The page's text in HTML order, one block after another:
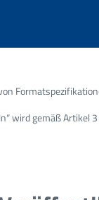
wird gemäß Artikel